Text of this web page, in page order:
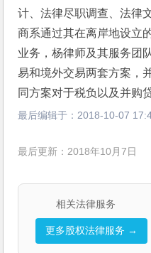
计、法律尽职调查、法律
商系通过其在离岸地设立
业务，杨律师及其服务团
易和境外交易两套方案，
同方案对于税负以及并购
最后编辑于： 2018-10-07
最后更新：2018年10月7日
相关法律服务
更多股权法律服务 →